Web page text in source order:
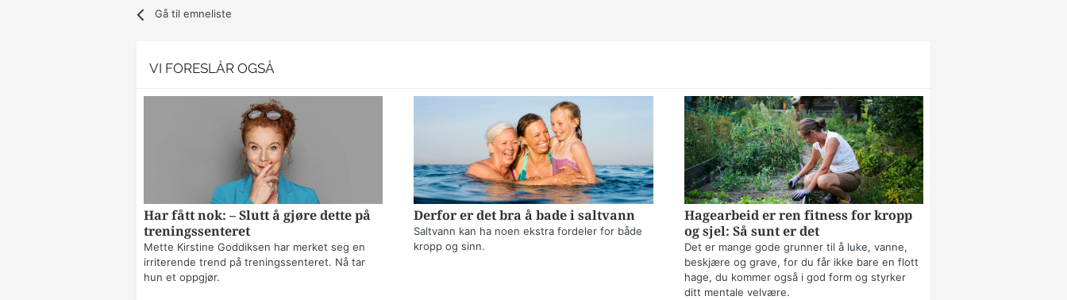
Gå til emneliste
VI FORESLÅR OGSÅ
Har fått nok: – Slutt å gjøre dette på
treningssenteret
Mette Kirstine Goddiksen har merket seg en
irriterende trend på treningssenteret. Nå tar
hun et oppgjør.
Derfor er det bra å bade i saltvann
Saltvann kan ha noen ekstra fordeler for både
kropp og sinn.
Hagearbeid er ren fitness for kropp
og sjel: Så sunt er det
Det er mange gode grunner til å luke, vanne,
beskjære og grave, for du får ikke bare en flott
hage, du kommer også i god form og styrker
ditt mentale velvære.